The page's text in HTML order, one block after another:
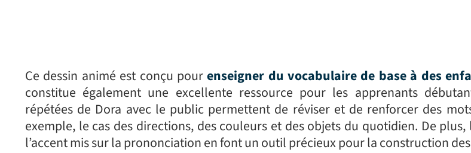
Ce dessin animé est conçu pourenseigner du vocabulaire de base à des
constitue également une excellente ressource pour les apprenants
répétées de Dora avec le public permettent de réviser et de renforcer des
exemple, le cas des directions, des couleurs et des objets du quotidien. De
l’accent mis sur la prononciation en font un outil précieux pour la construction